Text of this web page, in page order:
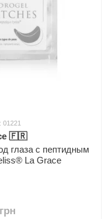
01221
🇫🇷
глаза с пептидным
La Grace